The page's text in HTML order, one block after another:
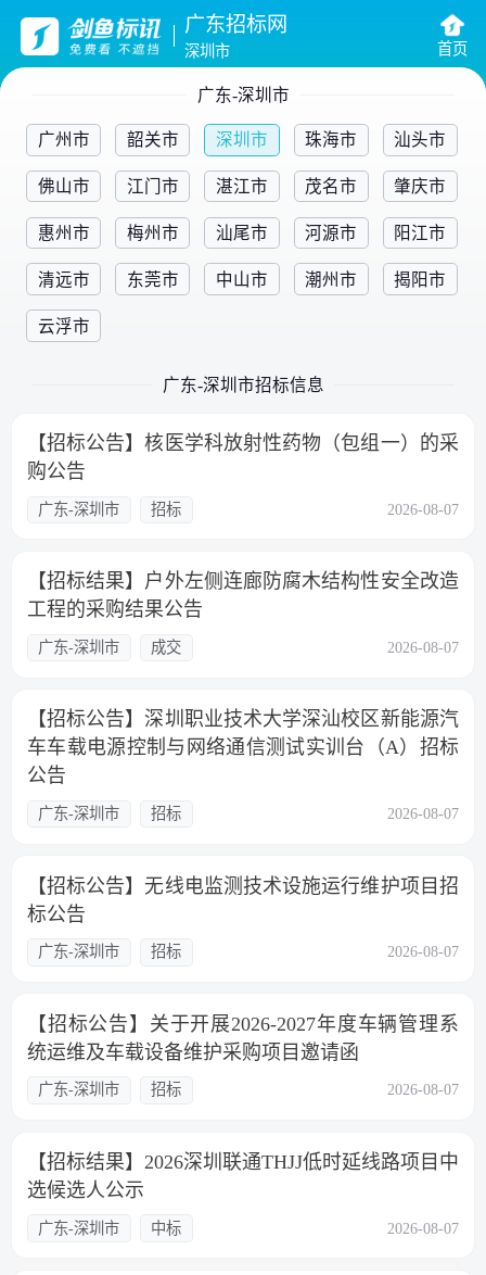
广东招标网
深圳市 首页
广东-深圳市
广州市 韶关市 深圳市 珠海市 汕头市
佛山市 江门市 湛江市 茂名市 肇庆市
惠州市 梅州市 汕尾市 河源市 阳江市
清远市 东莞市 中山市 潮州市 揭阳市
云浮市
广东-深圳市招标信息
【招标公告】核医学科放射性药物（包组一）的采
购公告
广东-深圳市 招标 2026-08-07
【招标结果】户外左侧连廊防腐木结构性安全改造
工程的采购结果公告
广东-深圳市 成交 2026-08-07
【招标公告】深圳职业技术大学深汕校区新能源汽
车车载电源控制与网络通信测试实训台（A）招标
公告
广东-深圳市 招标 2026-08-07
【招标公告】无线电监测技术设施运行维护项目招
标公告
广东-深圳市 招标 2026-08-07
【招标公告】关于开展2026-2027年度车辆管理系
统运维及车载设备维护采购项目邀请函
广东-深圳市 招标 2026-08-07
【招标结果】2026深圳联通THJJ低时延线路项目中
选候选人公示
广东-深圳市 中标 2026-08-07